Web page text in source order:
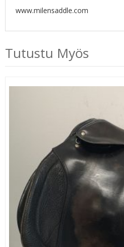
www.milensaddle.com
Tutustu Myös